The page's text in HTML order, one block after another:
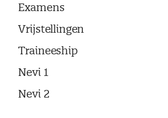
Examens
Vrijstellingen
Traineeship
Nevi 1
Nevi 2